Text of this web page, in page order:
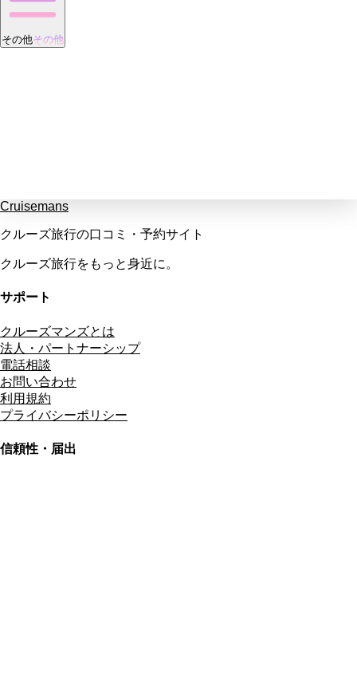
その他その他
Cruisemans
クルーズ旅行の口コミ・予約サイト
クルーズ旅行をもっと身近に。
サポート
クルーズマンズとは
法人・パートナーシップ
電話相談
お問い合わせ
利用規約
プライバシーポリシー
信頼性・届出